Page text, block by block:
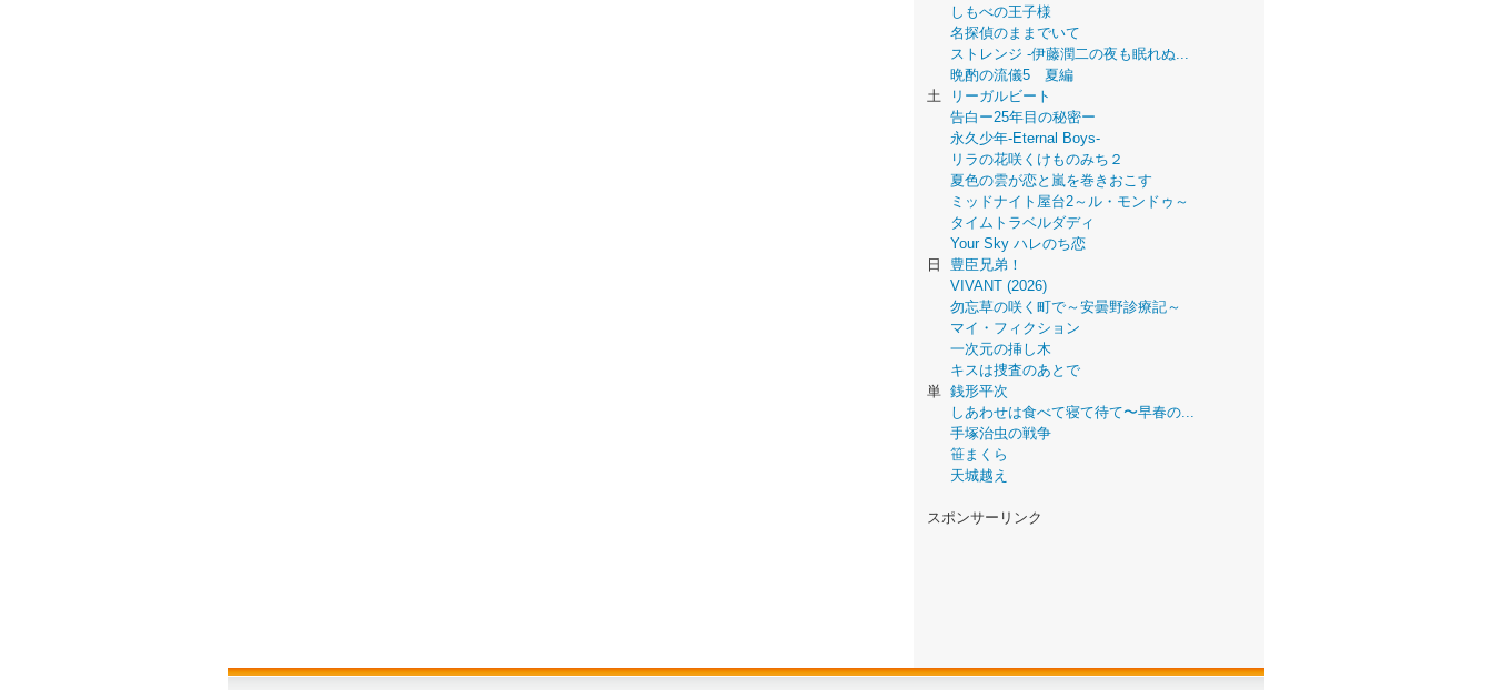
しもべの王子様
名探偵のままでいて
ストレンジ -伊藤潤二の夜も眠れぬ...
晩酌の流儀5 夏編
土
リーガルビート
告白ー25年目の秘密ー
永久少年-Eternal Boys-
リラの花咲くけものみち２
夏色の雲が恋と嵐を巻きおこす
ミッドナイト屋台2～ル・モンドゥ～
タイムトラベルダディ
Your Sky ハレのち恋
日
豊臣兄弟！
VIVANT (2026)
勿忘草の咲く町で～安曇野診療記～
マイ・フィクション
一次元の挿し木
キスは捜査のあとで
単 銭形平次
しあわせは食べて寝て待て〜早春の...
手塚治虫の戦争
笹まくら
天城越え
スポンサーリンク